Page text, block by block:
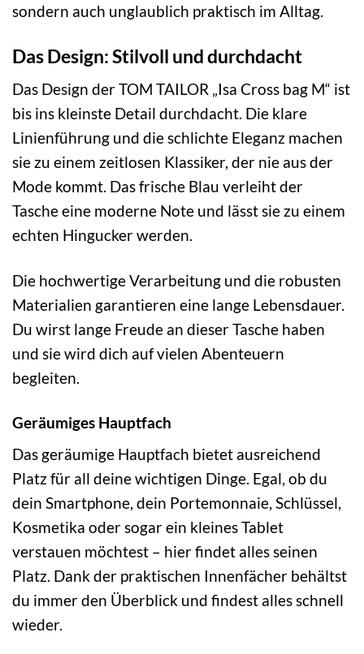
sondern auch unglaublich praktisch im Alltag.
Das Design: Stilvoll und durchdacht
Das Design der TOM TAILOR „Isa Cross bag M“ ist
bis ins kleinste Detail durchdacht. Die klare
Linienführung und die schlichte Eleganz machen
sie zu einem zeitlosen Klassiker, der nie aus der
Mode kommt. Das frische Blau verleiht der
Tasche eine moderne Note und lässt sie zu einem
echten Hingucker werden.
Die hochwertige Verarbeitung und die robusten
Materialien garantieren eine lange Lebensdauer.
Du wirst lange Freude an dieser Tasche haben
und sie wird dich auf vielen Abenteuern
begleiten.
Geräumiges Hauptfach
Das geräumige Hauptfach bietet ausreichend
Platz für all deine wichtigen Dinge. Egal, ob du
dein Smartphone, dein Portemonnaie, Schlüssel,
Kosmetika oder sogar ein kleines Tablet
verstauen möchtest – hier findet alles seinen
Platz. Dank der praktischen Innenfächer behältst
du immer den Überblick und findest alles schnell
wieder.